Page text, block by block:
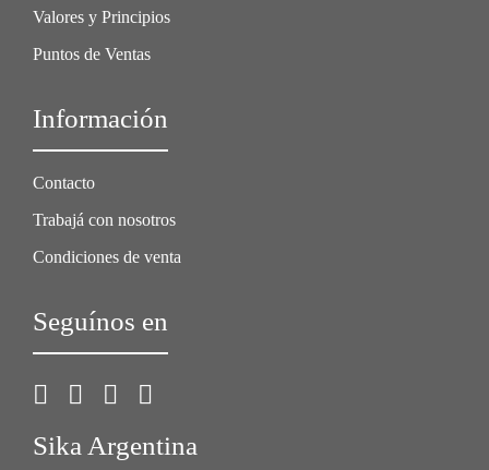
Valores y Principios
Puntos de Ventas
Información
Contacto
Trabajá con nosotros
Condiciones de venta
Seguínos en
Sika Argentina